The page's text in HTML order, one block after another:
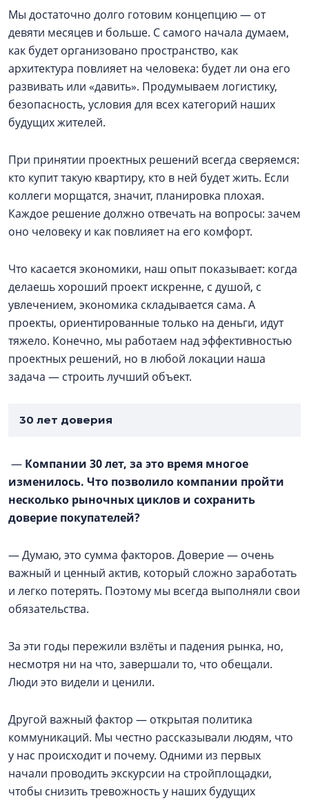
Мы достаточно долго готовим концепцию — от
девяти месяцев и больше. С самого начала думаем,
как будет организовано пространство, как
архитектура повлияет на человека: будет ли она его
развивать или «давить». Продумываем логистику,
безопасность, условия для всех категорий наших
будущих жителей.
При принятии проектных решений всегда сверяемся:
кто купит такую квартиру, кто в ней будет жить. Если
коллеги морщатся, значит, планировка плохая.
Каждое решение должно отвечать на вопросы: зачем
оно человеку и как повлияет на его комфорт.
Что касается экономики, наш опыт показывает: когда
делаешь хороший проект искренне, с душой, с
увлечением, экономика складывается сама. А
проекты, ориентированные только на деньги, идут
тяжело. Конечно, мы работаем над эффективностью
проектных решений, но в любой локации наша
задача — строить лучший объект.
30 лет доверия
— Компании 30 лет, за это время многое
изменилось. Что позволило компании пройти
несколько рыночных циклов и сохранить
доверие покупателей?
— Думаю, это сумма факторов. Доверие — очень
важный и ценный актив, который сложно заработать
и легко потерять. Поэтому мы всегда выполняли свои
обязательства.
За эти годы пережили взлёты и падения рынка, но,
несмотря ни на что, завершали то, что обещали.
Люди это видели и ценили.
Другой важный фактор — открытая политика
коммуникаций. Мы честно рассказывали людям, что
у нас происходит и почему. Одними из первых
начали проводить экскурсии на стройплощадки,
чтобы снизить тревожность у наших будущих